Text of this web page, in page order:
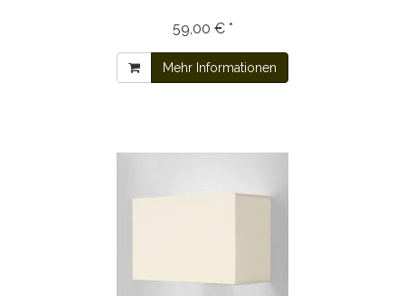
59,00 € *
Mehr Informationen